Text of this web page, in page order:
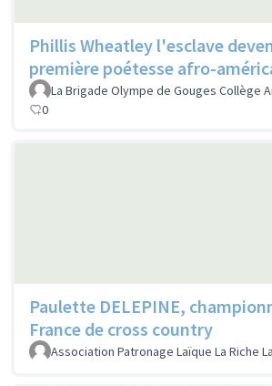
Phillis Wheatley l'esclave
première poétesse afro-
La Brigade Olympe de Gouges Collège
0
Paulette DELEPINE,
France de cross country
Association Patronage Laïque La Riche